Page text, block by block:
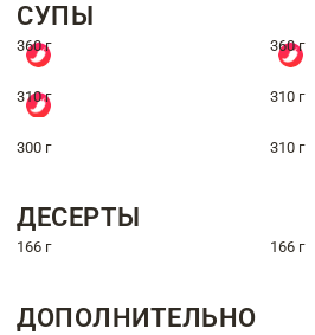
СУПЫ
360 г 360 г
310 г 310 г
300 г 310 г
ДЕСЕРТЫ
166 г 166 г
ДОПОЛНИТЕЛЬНО